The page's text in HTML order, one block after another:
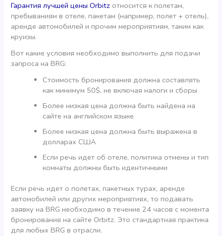
Гарантия лучшей цены Orbitz относится к полетам,
пребываниям в отеле, пакетам (например, полет + отель),
аренде автомобилей и прочим мероприятиям, таким как
круизы.
Вот какие условия необходимо выполнить для подачи
запроса на BRG:
Стоимость бронирования должна составлять
как минимум 50$, не включая налоги и сборы
Более низкая цена должна быть найдена на
сайте на английском языке
Более низкая цена должна быть выражена в
долларах США
Если речь идет об отеле, политика отмены и тип
комнаты должны быть идентичными
Если речь идет о полетах, пакетных турах, аренде
автомобилей или других мероприятиях, то подавать
заявку на BRG необходимо в течение 24 часов с момента
бронирования на сайте Orbitz. Это стандартная практика
для любых BRG в отрасли.